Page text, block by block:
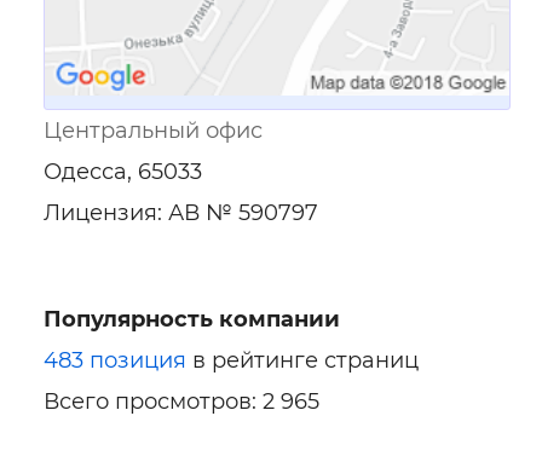
Центральный офис
Одесса, 65033
Лицензия: АВ № 590797
Популярность компании
483 позиция в рейтинге страниц
Всего просмотров: 2 965